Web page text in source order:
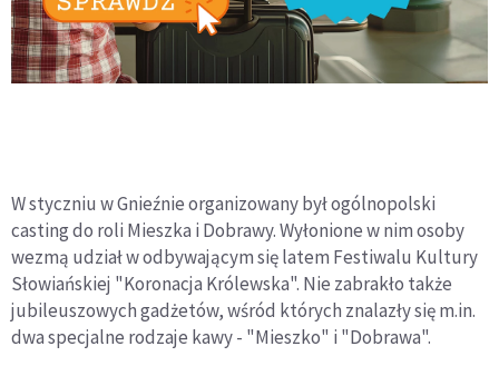
W styczniu w Gnieźnie organizowany był ogólnopolski
casting do roli Mieszka i Dobrawy. Wyłonione w nim osoby
wezmą udział w odbywającym się latem Festiwalu Kultury
Słowiańskiej "Koronacja Królewska". Nie zabrakło także
jubileuszowych gadżetów, wśród których znalazły się m.in.
dwa specjalne rodzaje kawy - "Mieszko" i "Dobrawa".